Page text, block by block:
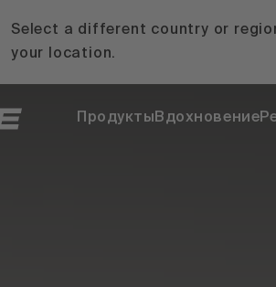
Select a different country or
your location.
ПродуктыВдохновение